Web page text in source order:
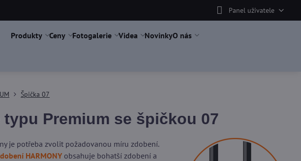
Panel uživatele
Produkty Ceny Fotogalerie Videa NovinkyO nás
Špička 07
Premium se špičkou 07
je potřeba zvolit požadovanou míru zdobení.
HARMONYobsahuje bohatší zdobení a